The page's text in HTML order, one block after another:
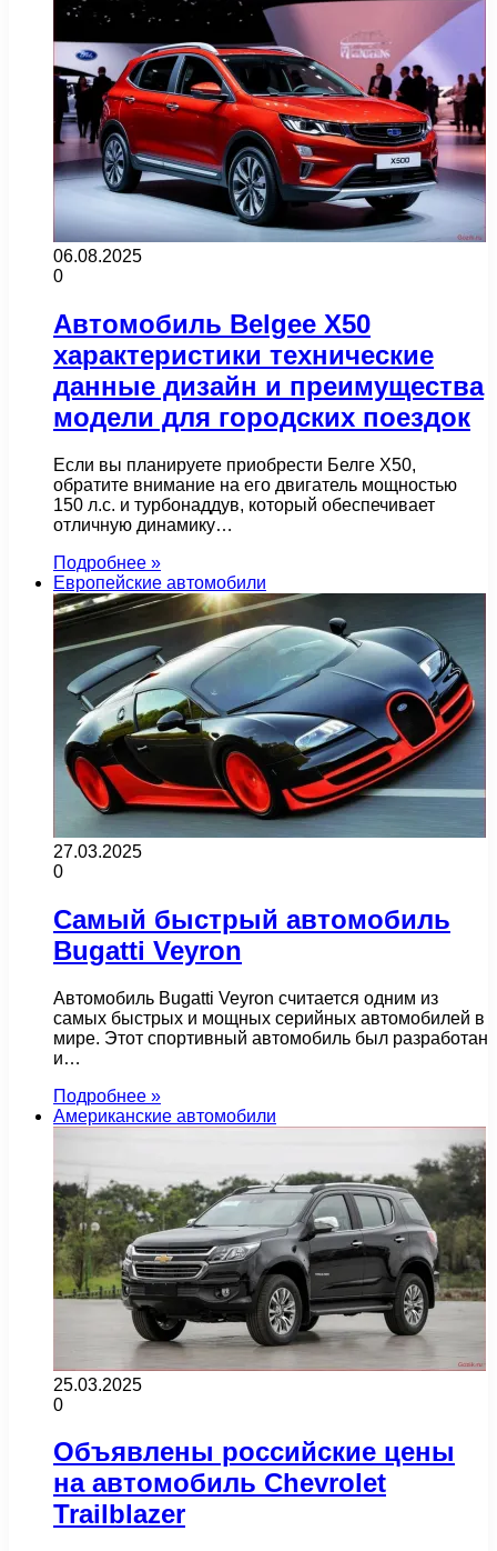
06.08.2025
0
Автомобиль Belgee X50
характеристики технические
данные дизайн и преимущества
модели для городских поездок
Если вы планируете приобрести Белге X50,
обратите внимание на его двигатель мощностью
150 л.с. и турбонаддув, который обеспечивает
отличную динамику…
Подробнее »
Европейские автомобили
27.03.2025
0
Самый быстрый автомобиль
Bugatti Veyron
Автомобиль Bugatti Veyron считается одним из
самых быстрых и мощных серийных автомобилей в
мире. Этот спортивный автомобиль был разработан
и…
Подробнее »
Американские автомобили
25.03.2025
0
Объявлены российские цены
на автомобиль Chevrolet
Trailblazer